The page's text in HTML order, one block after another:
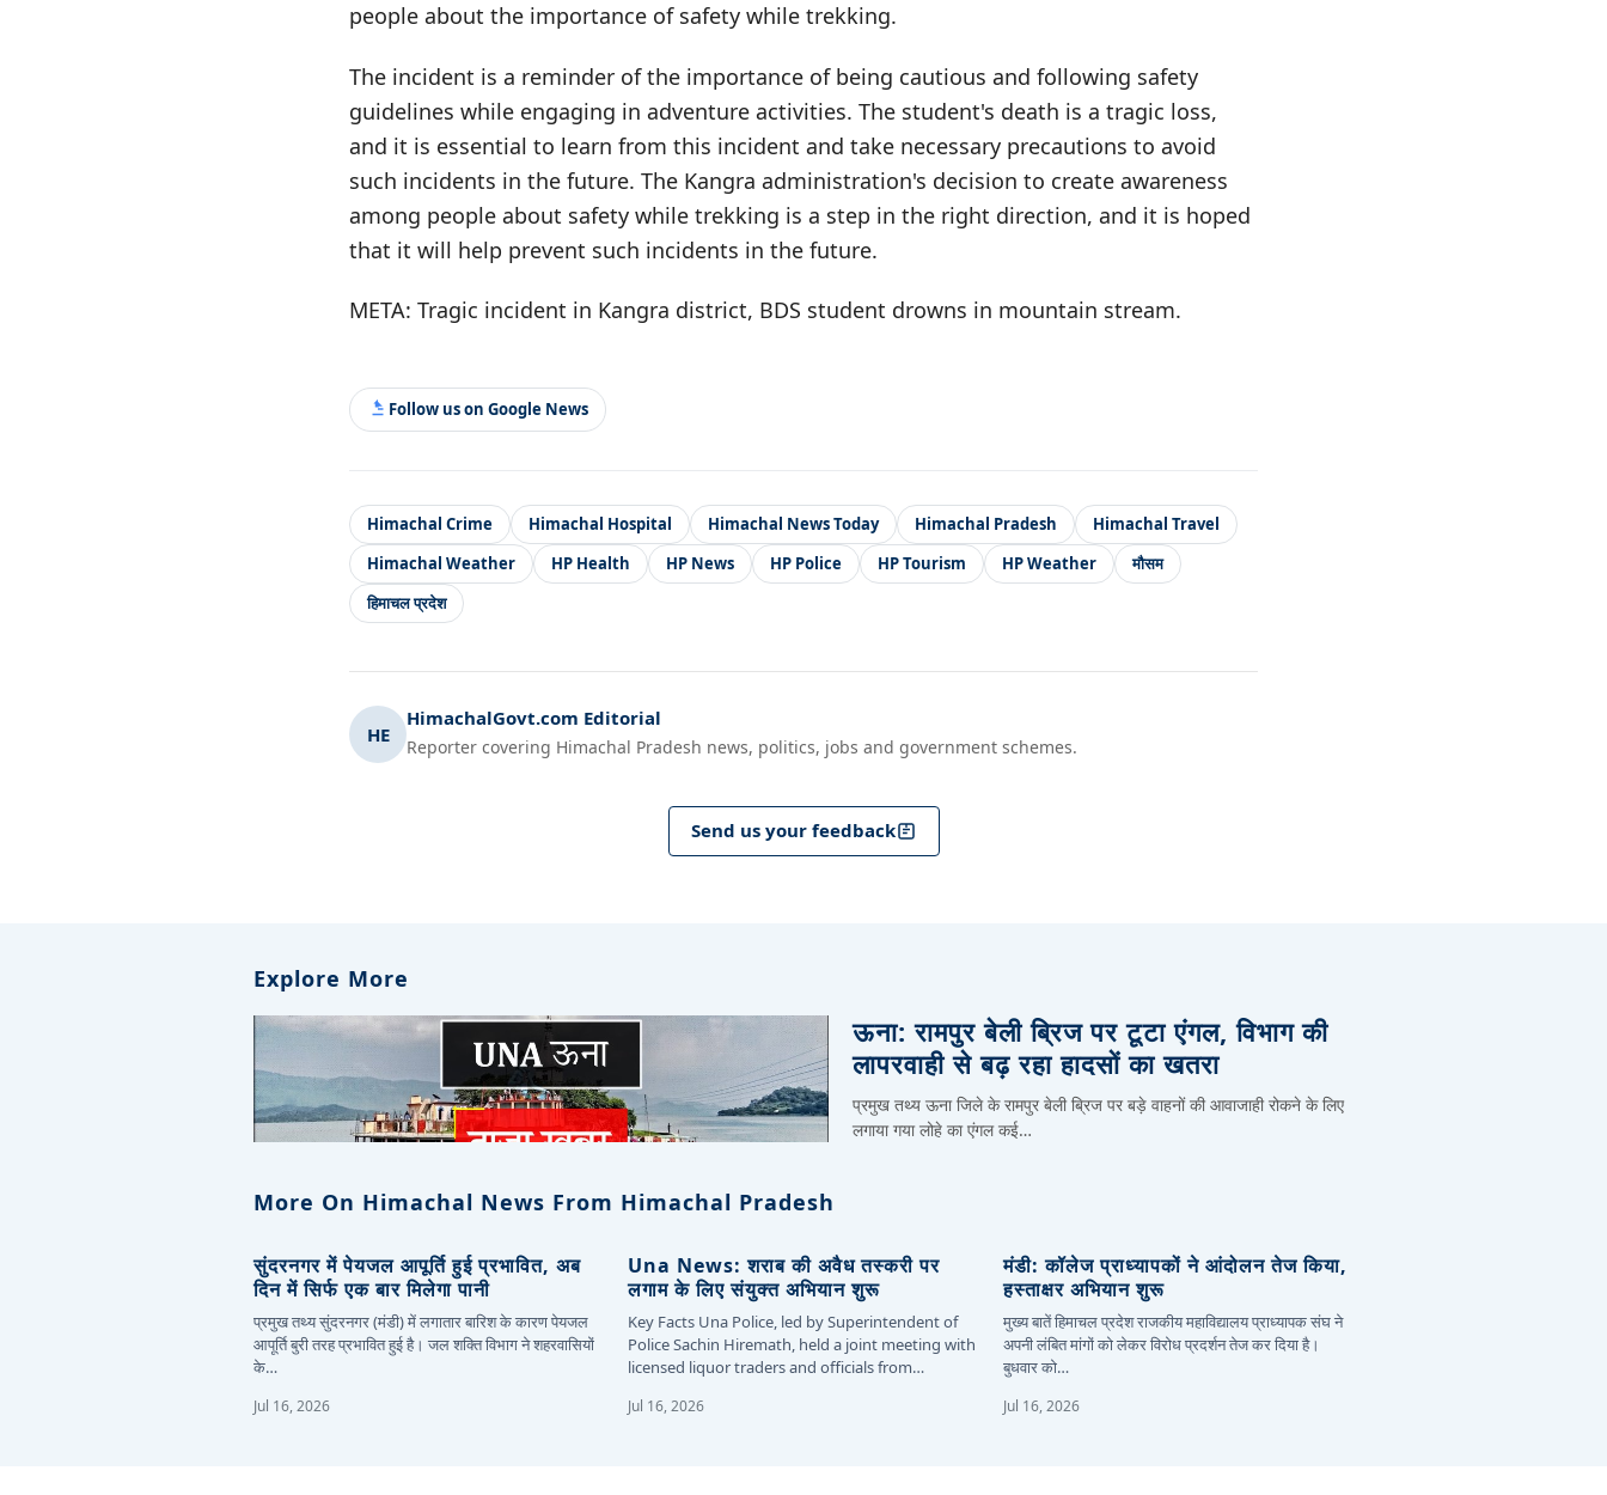
people about the importance of safety while trekking.
The incident is a reminder of the importance of being cautious and following safety
guidelines while engaging in adventure activities. The student's death is a tragic loss,
and it is essential to learn from this incident and take necessary precautions to avoid
such incidents in the future. The Kangra administration's decision to create awareness
among people about safety while trekking is a step in the right direction, and it is hoped
that it will help prevent such incidents in the future.
META: Tragic incident in Kangra district, BDS student drowns in mountain stream.
Follow us on Google News
Himachal Crime Himachal Hospital Himachal News Today Himachal Pradesh
Himachal Travel
Himachal Weather
HP Health HP News HP Police HP Tourism HP Weather
मौसम
हिमाचल प्रदेश
HE
HimachalGovt.com Editorial
Reporter covering Himachal Pradesh news, politics, jobs and government schemes.
Send us your feedback
Explore More
ऊना: रामपुर बेली ब्रिज पर टूटा एंगल, विभाग की
लापरवाही से बढ़ रहा हादसों का खतरा
प्रमुख तथ्य ऊना जिले के रामपुर बेली ब्रिज पर बड़े वाहनों की आवाजाही रोकने के लिए
लगाया गया लोहे का एंगल कई…
More On Himachal News From Himachal Pradesh
सुंदरनगर में पेयजल आपूर्ति हुई प्रभावित, अब
दिन में सिर्फ एक बार मिलेगा पानी
प्रमुख तथ्य सुंदरनगर (मंडी) में लगातार बारिश के कारण पेयजल
आपूर्ति बुरी तरह प्रभावित हुई है। जल शक्ति विभाग ने शहरवासियों
के…
Jul 16, 2026
Una News: शराब की अवैध तस्करी पर
लगाम के लिए संयुक्त अभियान शुरू
Key Facts Una Police, led by Superintendent of
Police Sachin Hiremath, held a joint meeting with
licensed liquor traders and officials from…
Jul 16, 2026
मंडी: कॉलेज प्राध्यापकों ने आंदोलन तेज किया,
हस्ताक्षर अभियान शुरू
मुख्य बातें हिमाचल प्रदेश राजकीय महाविद्यालय प्राध्यापक संघ ने
अपनी लंबित मांगों को लेकर विरोध प्रदर्शन तेज कर दिया है।
बुधवार को…
Jul 16, 2026